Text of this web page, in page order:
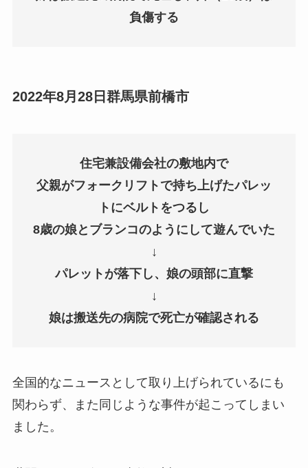
負傷する
2022年8月28日群馬県前橋市
住宅兼設備会社の敷地内で
父親がフォークリフトで持ち上げたパレッ
トにベルトをつるし
8歳の娘とブランコのようにして遊んでいた
↓
パレットが落下し、娘の頭部に直撃
↓
娘は搬送先の病院で死亡が確認される
全国的なニュースとして取り上げられているにも
関わらず、また同じような事件が起こってしまい
ました。